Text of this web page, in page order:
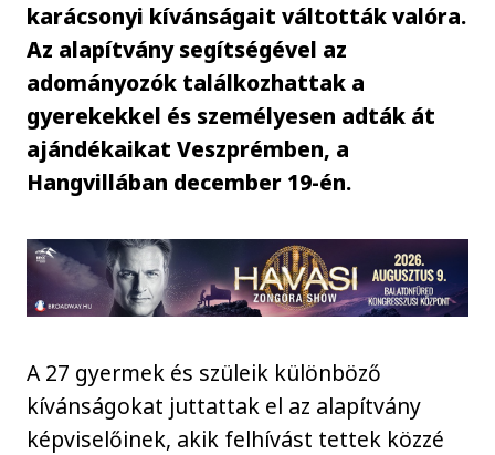
karácsonyi kívánságait váltották valóra.
Az alapítvány segítségével az
adományozók találkozhattak a
gyerekekkel és személyesen adták át
ajándékaikat Veszprémben, a
Hangvillában december 19-én.
A 27 gyermek és szüleik különböző
kívánságokat juttattak el az alapítvány
képviselőinek, akik felhívást tettek közzé